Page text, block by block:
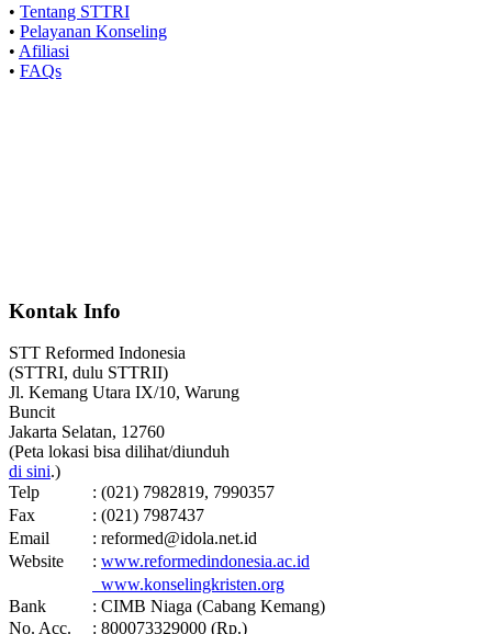
• Tentang STTRI
• Pelayanan Konseling
• Afiliasi
• FAQs
Kontak Info
STT Reformed Indonesia
(STTRI, dulu STTRII)
Jl. Kemang Utara IX/10, Warung
Buncit
Jakarta Selatan, 12760
(Peta lokasi bisa dilihat/diunduh
di sini.)
Telp
: (021) 7982819, 7990357
Fax
: (021) 7987437
Email
: reformed@idola.net.id
Website
: www.reformedindonesia.ac.id
www.konselingkristen.org
Bank
: CIMB Niaga (Cabang Kemang)
No. Acc.
: 800073329000 (Rp.)